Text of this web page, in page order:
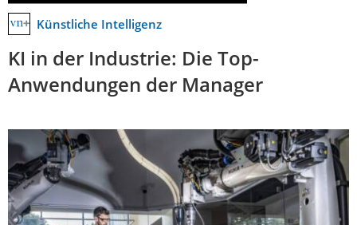
Künstliche Intelligenz
KI in der Industrie: Die Top-
Anwendungen der Manager